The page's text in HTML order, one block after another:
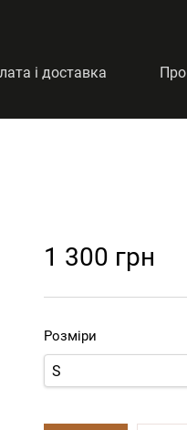
і доставка
1 300 грн
Розміри
S